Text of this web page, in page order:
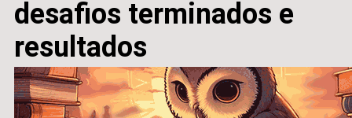
desafios terminados e
resultados